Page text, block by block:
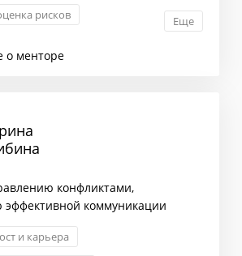
рисков
Еще
о менторе
конфликтами,
коммуникации
и карьера